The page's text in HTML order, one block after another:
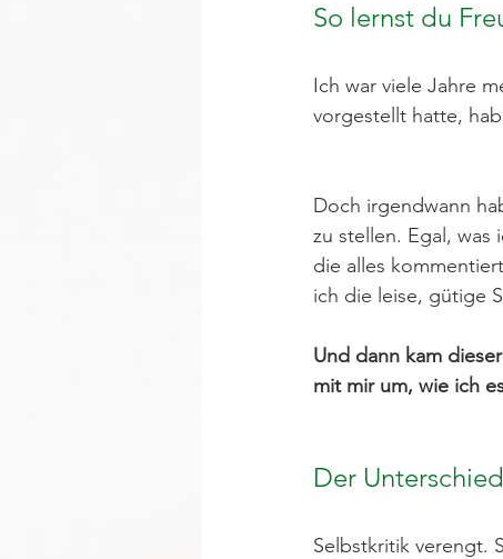
So lernst du
Ich war viele Jahre
vorgestellt hatte,
Doch irgendwann
zu stellen. Egal, was
die alles
ich die leise, gütige
Und dann kam
mit mir um, wie ich
Der
Selbstkritik verengt.